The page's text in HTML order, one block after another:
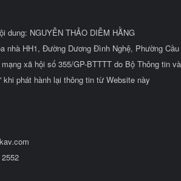
dung: NGUYỄN THẢO DIỄM HẰNG
nhà HH1, Đường Dương Đình Nghệ, Phường
xã hội số 355/GP-BTTTT do Bộ Thông tin
khi phát hành lại thông tin từ Website này